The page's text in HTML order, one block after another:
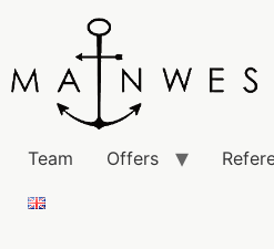
Team Offers